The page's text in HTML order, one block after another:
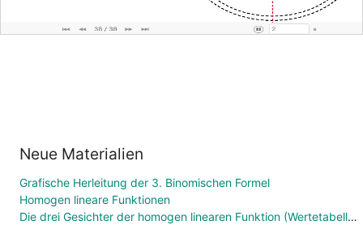
Neue Materialien
Grafische Herleitung der 3. Binomischen Formel
Homogen lineare Funktionen
Die drei Gesichter der homogen linearen Funktion (Wertetabelle, Funktionsgleichung, Graph)